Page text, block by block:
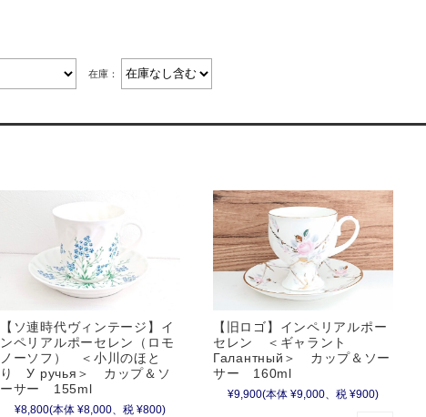
在庫：
【ソ連時代ヴィンテージ】イ
ンペリアルポーセレン（ロモ
ノーソフ） ＜小川のほと
り У ручья＞ カップ＆ソ
ーサー 155ml
¥8,800(本体 ¥8,000、税 ¥800)
【旧ロゴ】インペリアルポー
セレン ＜ギャラント
Галантный＞ カップ＆ソー
サー 160ml
¥9,900(本体 ¥9,000、税 ¥900)